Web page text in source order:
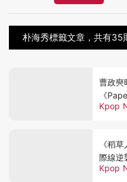
朴海秀標籤文章，共有35
Kpop
曹政奭
《
海秀&
Kpop
《稻
際線逆
的很重